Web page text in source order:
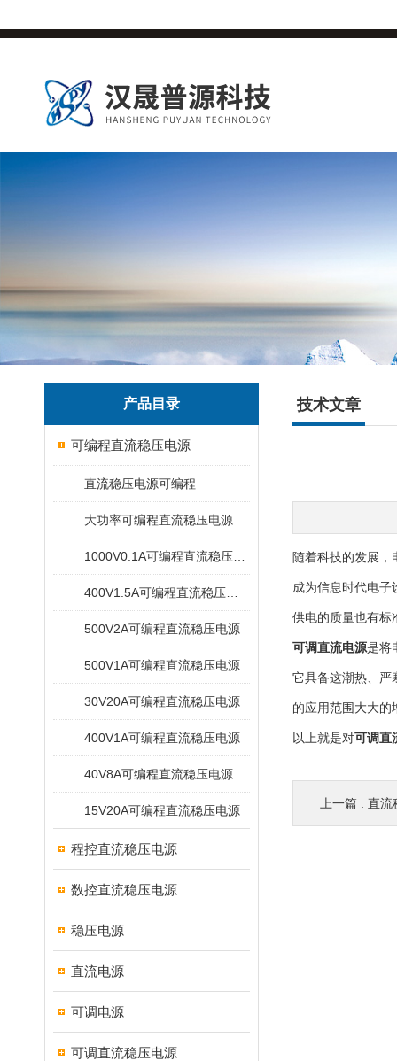
产品目录
可编程直流稳压电源
直流稳压电源可编程
大功率可编程直流稳压电源
500V2A可编程直流稳压电源
500V1A可编程直流稳压电源
30V20A可编程直流稳压电源
400V1A可编程直流稳压电源
40V8A可编程直流稳压电源
15V20A可编程直流稳压电源
程控直流稳压电源
数控直流稳压电源
稳压电源
直流电源
可调电源
可调直流稳压电源
技术文章
随着科技的发展，
成为信息时代电子
供电的质量也有标
可调直流电源是将
它具备这潮热、严
的应用范围大大的
以上就是对可调直
上一篇 : 直流